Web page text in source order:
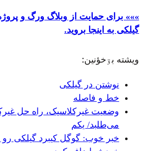
»»» برای حمایت از وبلاگ ورگ و
گیلکی به اینجا بروید.
ويشته بۊخؤنين:
نوشتن در گیلکی
خط و فاصله
وضعیت غیرکلاسیک، راه حل
می‌طلبد/ یکم
خبر خوب: گوگل کیبرد گیلکی رو